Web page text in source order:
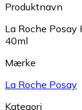
Produktnavn
La Roche
40ml
Mærke
La Roche Posay
Kategori